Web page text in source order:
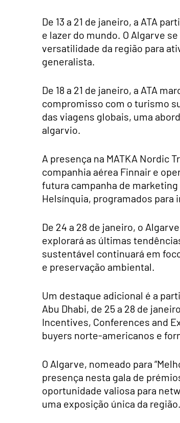
De 13 a 21 de janeiro, a ATA
e lazer do mundo. O Algarve
versatilidade da região para
generalista.
De 18 a 21 de janeiro, a ATA
compromisso com o turismo
das viagens globais, uma
algarvio.
A presença na MATKA Nordic
companhia aérea Finnair e
futura campanha de
Helsínquia, programados para
De 24 a 28 de janeiro, o
explorará as últimas
sustentável continuará em
e preservação ambiental.
Um destaque adicional é a
Abu Dhabi, de 25 a 28 de
Incentives, Conferences and
buyers norte-americanos e
O Algarve, nomeado para
presença nesta gala de
oportunidade valiosa para
uma exposição única da região.